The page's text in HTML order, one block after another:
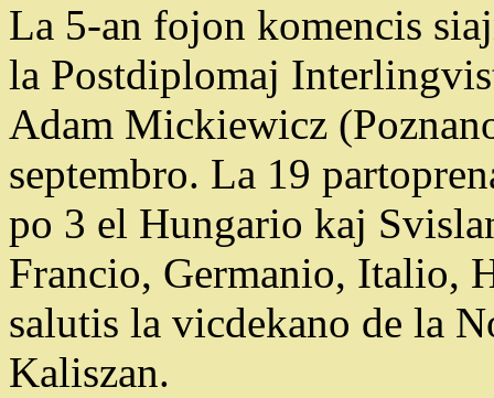
La 5-an fojon komencis
la Postdiplomaj
Adam Mickiewicz
septembro. La 19
po 3 el Hungario kaj
Francio, Germanio, Italio,
salutis la vicdekano de la
Kaliszan.